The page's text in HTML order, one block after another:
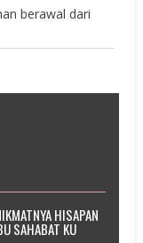
berawal dari
HISAPAN
SAHABAT KU